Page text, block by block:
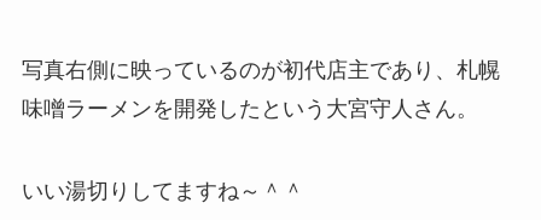
写真右側に映っているのが初代店主であり、札幌
味噌ラーメンを開発したという大宮守人さん。
いい湯切りしてますね～＾＾